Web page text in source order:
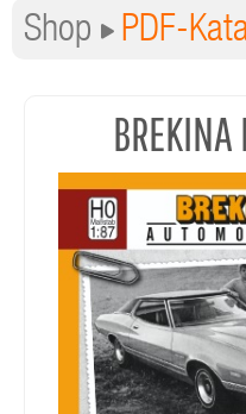
Shop PDF-